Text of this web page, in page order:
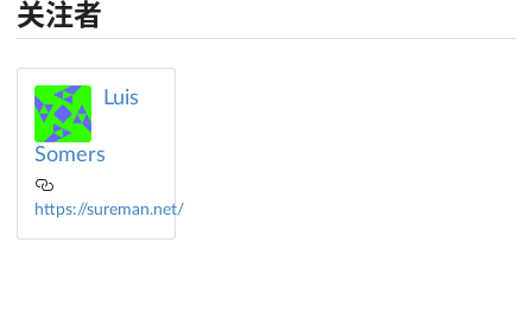
关注者
Luis
Somers
https://sureman.net/